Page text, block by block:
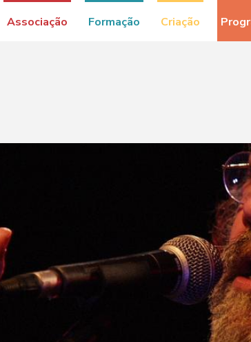
Associação Formação Criação